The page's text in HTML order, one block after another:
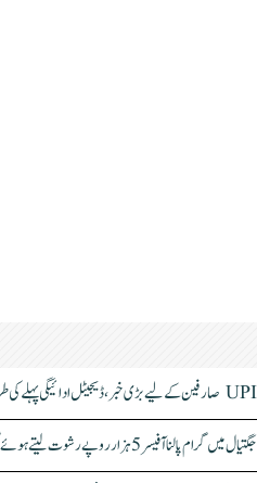
UPI صارفین کے لیے بڑی خبر، ڈیجیٹل ادائیگی پہلے کی طرح مفت رہے گی
جگتیال میں گرام پالنا آفیسر 5 ہزار روپے رشوت لیتے ہوئے گرفتار